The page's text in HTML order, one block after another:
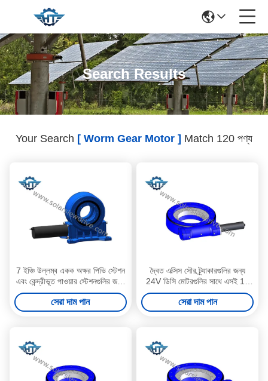
Search Results
Your Search [ Worm Gear Motor ] Match 120 পণ্য
7 ইঞ্চি উল্লম্ব একক অক্ষর পিভি স্টেশন
এবং কেন্দ্রীভূত পাওয়ার স্টেশনগুলির জন্য
গিয়ার স্লু ড্রাইভ
সেরা দাম পান
দ্বৈত এক্সিস সৌর ট্র্যাকারগুলির জন্য
24V ডিসি মোটরগুলির সাথে এসই 14
সংযুক্ত হাউজিং আইপি 66 কীট গিয়ার
স্লু ড্রাইভ
সেরা দাম পান